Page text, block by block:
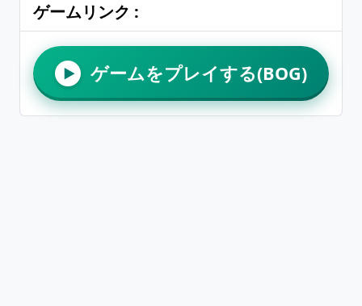
ゲームリンク :
▶ ゲームをプレイする(BOG)